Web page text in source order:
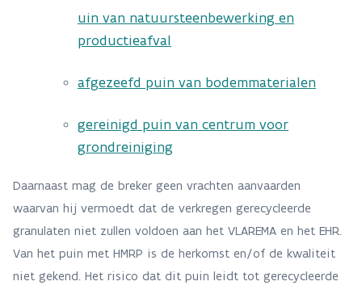
uin van natuursteenbewerking en
productieafval
afgezeefd puin van bodemmaterialen
gereinigd puin van centrum voor
grondreiniging
Daarnaast mag de breker geen vrachten aanvaarden
waarvan hij vermoedt dat de verkregen gerecycleerde
granulaten niet zullen voldoen aan het VLAREMA en het EHR.
Van het puin met HMRP is de herkomst en/of de kwaliteit
niet gekend. Het risico dat dit puin leidt tot gerecycleerde